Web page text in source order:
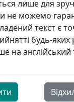
перехід від
кількість
є:
лише для
не можемо
текст є
будь-яких
на англійський